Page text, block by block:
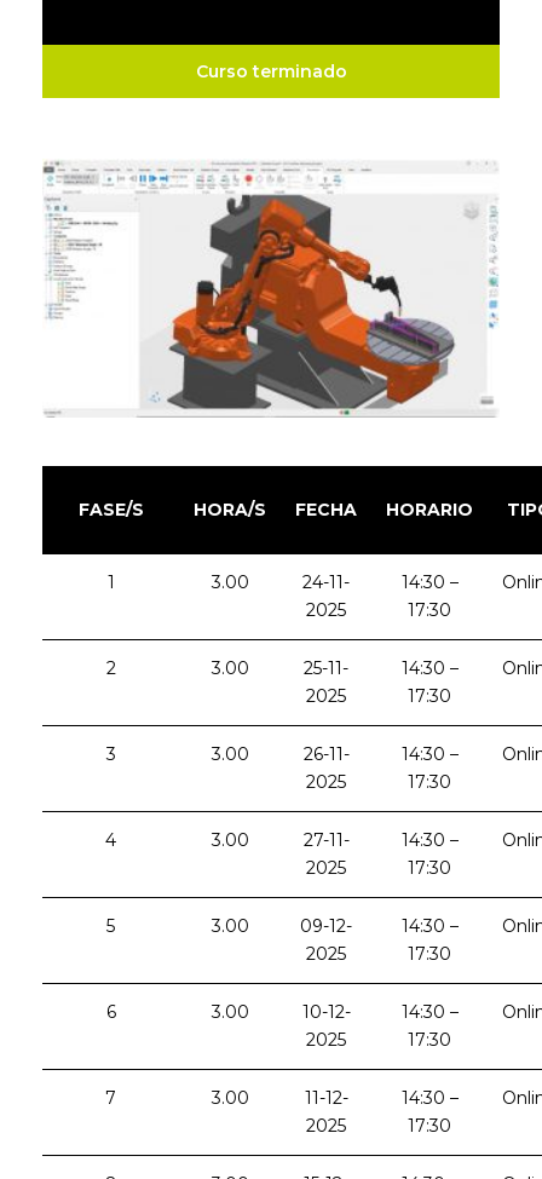
Curso terminado
FASE/S HORA/S FECHA HORARIO
1 3.00
24-11-
2025
14:30 –
17:30
2 3.00
25-11-
2025
14:30 –
17:30
3 3.00
26-11-
2025
14:30 –
17:30
4 3.00
27-11-
2025
14:30 –
17:30
5 3.00
09-12-
2025
14:30 –
17:30
6 3.00
10-12-
2025
14:30 –
17:30
7 3.00
11-12-
2025
14:30 –
17:30